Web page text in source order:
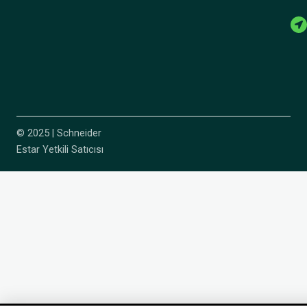
© 2025 | Schneider
Estar Yetkili Satıcısı